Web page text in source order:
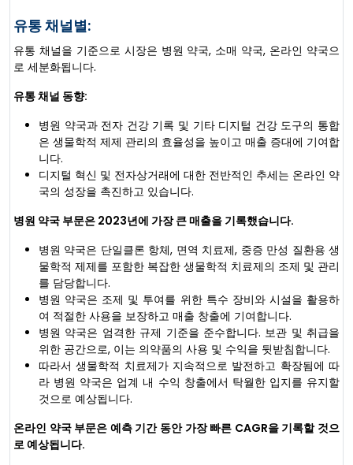
유통 채널별:
유통 채널을 기준으로 시장은 병원 약국, 소매 약국, 온라인 약국으
로 세분화됩니다.
유통 채널 동향:
병원 약국과 전자 건강 기록 및 기타 디지털 건강 도구의 통합
은 생물학적 제제 관리의 효율성을 높이고 매출 증대에 기여합
니다.
디지털 혁신 및 전자상거래에 대한 전반적인 추세는 온라인 약
국의 성장을 촉진하고 있습니다.
병원 약국 부문은 2023년에 가장 큰 매출을 기록했습니다.
병원 약국은 단일클론 항체, 면역 치료제, 중증 만성 질환용 생
물학적 제제를 포함한 복잡한 생물학적 치료제의 조제 및 관리
를 담당합니다.
병원 약국은 조제 및 투여를 위한 특수 장비와 시설을 활용하
여 적절한 사용을 보장하고 매출 창출에 기여합니다.
병원 약국은 엄격한 규제 기준을 준수합니다. 보관 및 취급을
위한 공간으로, 이는 의약품의 사용 및 수익을 뒷받침합니다.
따라서 생물학적 치료제가 지속적으로 발전하고 확장됨에 따
라 병원 약국은 업계 내 수익 창출에서 탁월한 입지를 유지할
것으로 예상됩니다.
온라인 약국 부문은 예측 기간 동안 가장 빠른 CAGR을 기록할 것으
로 예상됩니다.